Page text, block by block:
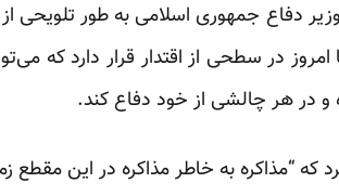
دفاع جمهوری اسلامی به طور تلویحی از
در سطحی از اقتدار قرار دارد که
و در هر چالشی از خود دفاع کند.
که “مذاکره به خاطر مذاکره در این